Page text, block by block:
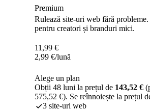
Premium
Rulează site-uri web fără
pentru creatori și branduri mici.
11,99 €
2,99 €/lună
Alege un plan
Obții 48 luni la prețul de 143,52 €
575,52 €). Se reînnoiește la prețul
3 site-uri web